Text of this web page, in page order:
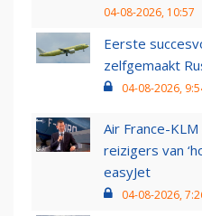
04-08-2026, 10:57
Eerste
zelfgemaakt
04-08-2026,
Air France-
reizigers van
easyJet
04-08-2026,